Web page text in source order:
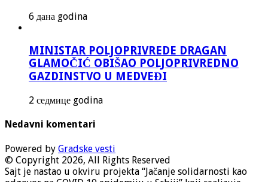
6 дана godina
MINISTAR POLJOPRIVREDE DRAGAN
GLAMOČIĆ OBIŠAO POLJOPRIVREDNO
GAZDINSTVO U MEDVEĐI
2 седмице godina
Nedavni komentari
Powered by Gradske vesti
© Copyright 2026, All Rights Reserved
Sajt je nastao u okviru projekta “Jačanje solidarnosti kao